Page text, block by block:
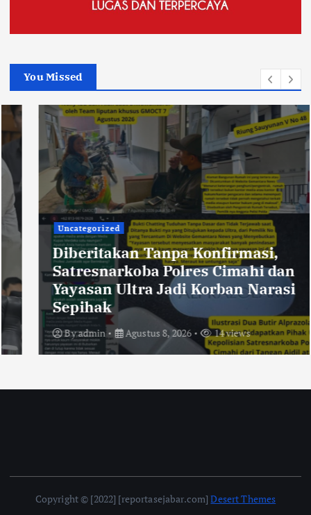
You Missed
Uncategorized
Diberitakan Tanpa Konfirmasi,
Satresnarkoba Polres Cimahi dan
Yayasan Ultra Jadi Korban Narasi
Sepihak
Byadmin Agustus 8, 2026 14 views
Copyright © [2022] [reportasejabar.com]Desert Themes